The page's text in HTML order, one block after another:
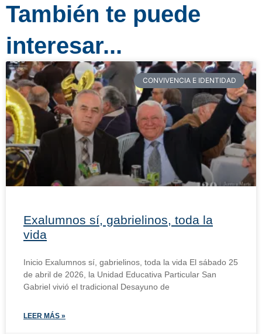
También te puede
interesar...
CONVIVENCIA E IDENTIDAD
Exalumnos sí, gabrielinos, toda la
vida
Inicio Exalumnos sí, gabrielinos, toda la vida El sábado 25
de abril de 2026, la Unidad Educativa Particular San
Gabriel vivió el tradicional Desayuno de
LEER MÁS »